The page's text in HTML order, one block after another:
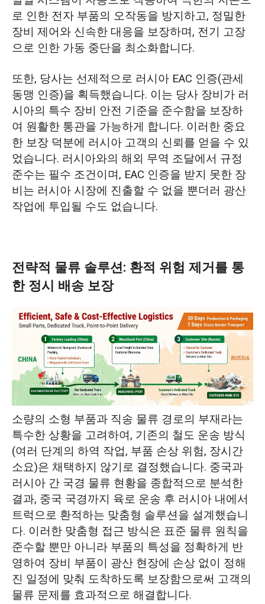
로 인한 전자 부품의 오작동을 방지하고, 정밀한
장비 제어와 신속한 대응을 보장하며, 전기 고장
으로 인한 가동 중단을 최소화합니다.
또한, 당사는 선제적으로 러시아 EAC 인증(관세
동맹 인증)을 획득했습니다. 이는 당사 장비가 러
시아의 특수 장비 안전 기준을 준수함을 보장하
여 원활한 통관을 가능하게 합니다. 이러한 중요
한 보장 덕분에 러시아 고객의 신뢰를 얻을 수 있
었습니다. 러시아와의 해외 무역 조달에서 규정
준수는 필수 조건이며, EAC 인증을 받지 못한 장
비는 러시아 시장에 진출할 수 없을 뿐더러 광산
작업에 투입될 수도 없습니다.
전략적 물류 솔루션: 환적 위험 제거를 통
한 정시 배송 보장
소량의 소형 부품과 직송 물류 경로의 부재라는
특수한 상황을 고려하여, 기존의 철도 운송 방식
(여러 단계의 하역 작업, 부품 손상 위험, 장시간
소요)은 채택하지 않기로 결정했습니다. 중국과
러시아 간 국경 물류 현황을 종합적으로 분석한
결과, 중국 국경까지 육로 운송 후 러시아 내에서
트럭으로 환적하는 맞춤형 솔루션을 설계했습니
다. 이러한 맞춤형 접근 방식은 표준 물류 원칙을
준수할 뿐만 아니라 부품의 특성을 정확하게 반
영하여 장비 부품이 광산 현장에 손상 없이 정해
진 일정에 맞춰 도착하도록 보장함으로써 고객의
물류 문제를 효과적으로 해결합니다.